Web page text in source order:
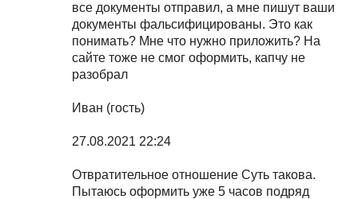
все документы отправил, а мне пишут ваши
документы фальсифицированы. Это как
понимать? Мне что нужно приложить? На
сайте тоже не смог оформить, капчу не
разобрал
Иван (гость)
27.08.2021 22:24
Отвратительное отношение Суть такова.
Пытаюсь оформить уже 5 часов подряд